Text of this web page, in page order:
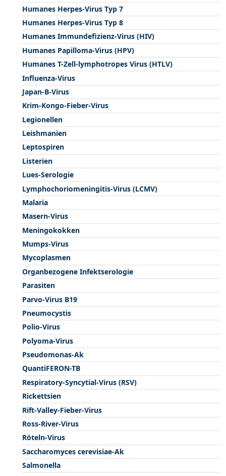
Humanes Herpes-Virus Typ 7
Humanes Herpes-Virus Typ 8
Humanes Immundefizienz-Virus (HIV)
Humanes Papilloma-Virus (HPV)
Humanes T-Zell-lymphotropes Virus (HTLV)
Influenza-Virus
Japan-B-Virus
Krim-Kongo-Fieber-Virus
Legionellen
Leishmanien
Leptospiren
Listerien
Lues-Serologie
Lymphochoriomeningitis-Virus (LCMV)
Malaria
Masern-Virus
Meningokokken
Mumps-Virus
Mycoplasmen
Organbezogene Infektserologie
Parasiten
Parvo-Virus B19
Pneumocystis
Polio-Virus
Polyoma-Virus
Pseudomonas-Ak
QuantiFERON-TB
Respiratory-Syncytial-Virus (RSV)
Rickettsien
Rift-Valley-Fieber-Virus
Ross-River-Virus
Röteln-Virus
Saccharomyces cerevisiae-Ak
Salmonella